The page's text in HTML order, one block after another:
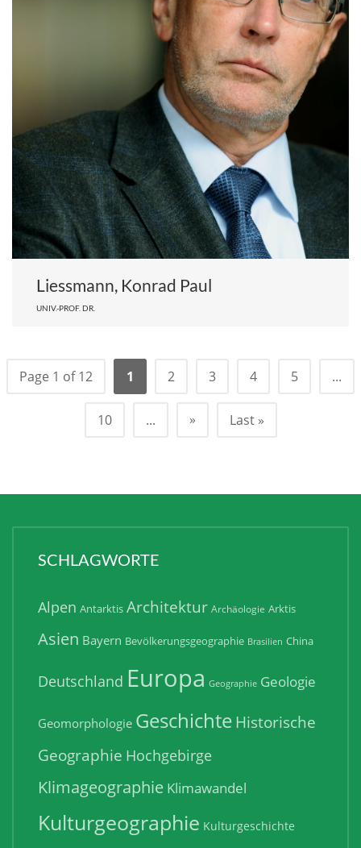
Liessmann, Konrad Paul
UNIV.-PROF. DR.
Page 1 of 12 1 2 3 4 5 ...
10 ... » Last »
SCHLAGWORTE
Alpen Antarktis Architektur Archäologie Arktis
Asien Bayern Bevölkerungsgeographie Brasilien China
Deutschland Europa Geographie Geologie
Geomorphologie GeschichteHistorische
Geographie Hochgebirge
Klimageographie Klimawandel
Kulturgeographie Kulturgeschichte